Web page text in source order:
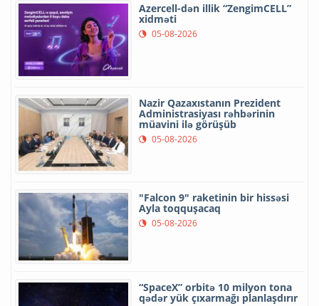
Azercell-dən illik “ZengimCELL”
xidməti
05-08-2026
Nazir Qazaxıstanın Prezident
Administrasiyası rəhbərinin
müavini ilə görüşüb
05-08-2026
"Falcon 9" raketinin bir hissəsi
Ayla toqquşacaq
05-08-2026
“SpaceX” orbitə 10 milyon tona
qədər yük çıxarmağı planlaşdırır